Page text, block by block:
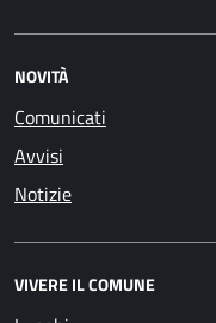
NOVITÀ
Comunicati
Avvisi
Notizie
VIVERE IL COMUNE